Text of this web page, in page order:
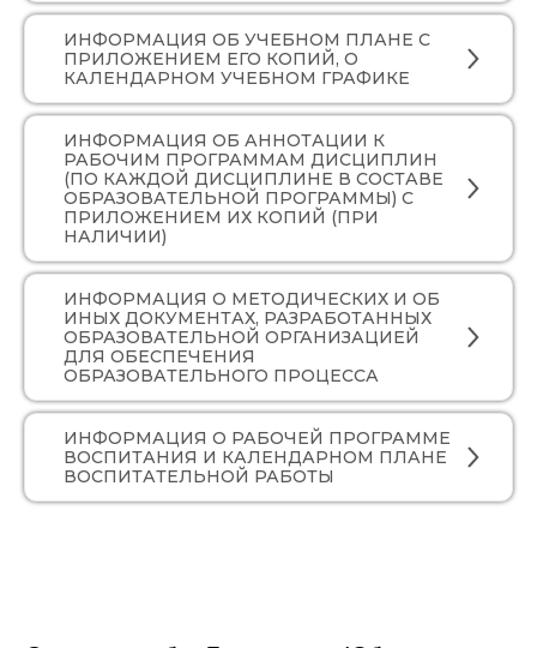
ИНФОРМАЦИЯ ОБ УЧЕБНОМ ПЛАНЕ С
ПРИЛОЖЕНИЕМ ЕГО КОПИЙ, О
КАЛЕНДАРНОМ УЧЕБНОМ ГРАФИКЕ
ИНФОРМАЦИЯ ОБ АННОТАЦИИ К
РАБОЧИМ ПРОГРАММАМ ДИСЦИПЛИН
(ПО КАЖДОЙ ДИСЦИПЛИНЕ В СОСТАВЕ
ОБРАЗОВАТЕЛЬНОЙ ПРОГРАММЫ) С
ПРИЛОЖЕНИЕМ ИХ КОПИЙ (ПРИ
НАЛИЧИИ)
ИНФОРМАЦИЯ О МЕТОДИЧЕСКИХ И ОБ
ИНЫХ ДОКУМЕНТАХ, РАЗРАБОТАННЫХ
ОБРАЗОВАТЕЛЬНОЙ ОРГАНИЗАЦИЕЙ
ДЛЯ ОБЕСПЕЧЕНИЯ
ОБРАЗОВАТЕЛЬНОГО ПРОЦЕССА
ИНФОРМАЦИЯ О РАБОЧЕЙ ПРОГРАММЕ
ВОСПИТАНИЯ И КАЛЕНДАРНОМ ПЛАНЕ
ВОСПИТАТЕЛЬНОЙ РАБОТЫ